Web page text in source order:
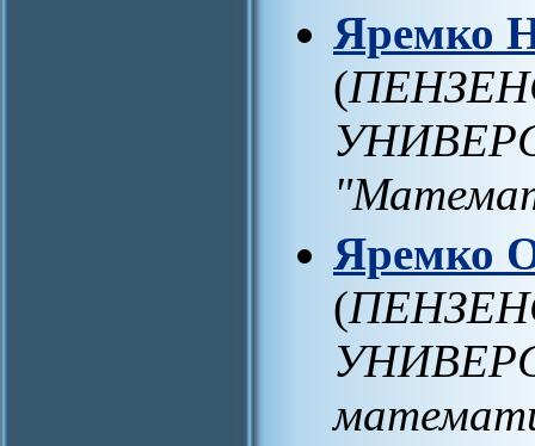
Яремко
(
Яремко
(